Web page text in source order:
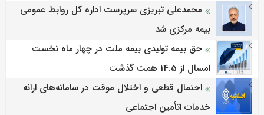
محمدعلی تبریزی سرپرست اداره كل روابط عمومی
بیمه مركزی شد
حق بیمه تولیدی بیمه ملت در چهار ماه نخست
امسال از 14.5 همت گذشت
احتمال قطعی و اختلال موقت در سامانه‌های ارائه
خدمات اتأمین اجتماعی